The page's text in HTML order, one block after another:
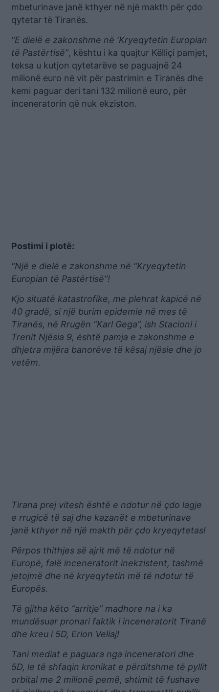
mbeturinave janë kthyer në një makth për çdo
qytetar të Tiranës.
“E dielë e zakonshme në ‘Kryeqytetin Europian
të Pastërtisë”, kështu i ka quajtur Këlliçi pamjet,
teksa u kutjon qytetarëve se paguajnë 24
milionë euro në vit për pastrimin e Tiranës dhe
kemi paguar deri tani 132 milionë euro, për
inceneratorin që nuk ekziston.
Postimi i plotë:
“Një e dielë e zakonshme në “Kryeqytetin
Europian të Pastërtisë”!
Kjo situatë katastrofike, me plehrat kapicë në
40 gradë, si një burim epidemie në mes të
Tiranës, në Rrugën “Karl Gega”, ish Stacioni i
Trenit Njësia 9, është pamja e zakonshme e
dhjetra mijëra banorëve të kësaj njësie dhe jo
vetëm.
Tirana prej vitesh është e ndotur në çdo lagje
e rrugicë të saj dhe kazanët e mbeturinave
janë kthyer në një makth për çdo kryeqytetas!
Përpos thithjes së ajrit më të ndotur në
Europë, falë inceneratorit inekzistent, tashmë
jetojmë dhe në kryeqytetin më të ndotur të
Europës.
Të gjitha këto “arritje” madhore na i ka
mundësuar pronari faktik i inceneratorit Tiranë
dhe kreu i 5D, Erion Veliaj!
Tani mediat e paguara nga inceneratori dhe
5D, le të shfaqin kronikat e përditshme të pyllit
orbital me 2 milionë pemë, shtimit të fushave